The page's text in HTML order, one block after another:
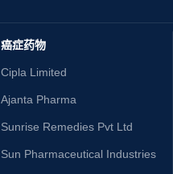
癌症药物
Cipla Limited
Ajanta Pharma
Sunrise Remedies Pvt Ltd
Sun Pharmaceutical Industries